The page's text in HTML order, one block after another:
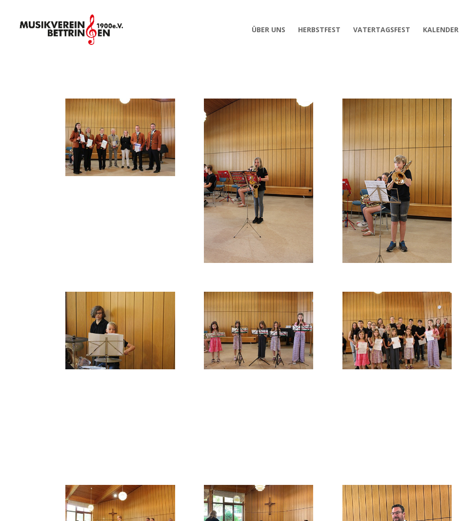
ÜBER UNS HERBSTFEST VATERTAGSFEST KALENDER